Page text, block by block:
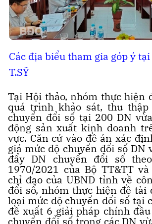
Các địa biểu tham gia góp ý
T.SỸ
Tại Hội thảo, nhóm thực hiện
quá trình khảo sát, thu
chuyển đổi số tại 200 DN
động sản xuất kinh doanh
vực. Căn cứ vào đề án xác
giá mức độ chuyển đổi số DN
đẩy DN chuyển đổi số
1970/2021 của Bộ TT&TT
chỉ đạo của UBND tỉnh về
đổi số, nhóm thực hiện đề tài
loại mức độ chuyển đổi số tại
đề xuất 6 giải pháp chính
chuyển đổi số trong các DN